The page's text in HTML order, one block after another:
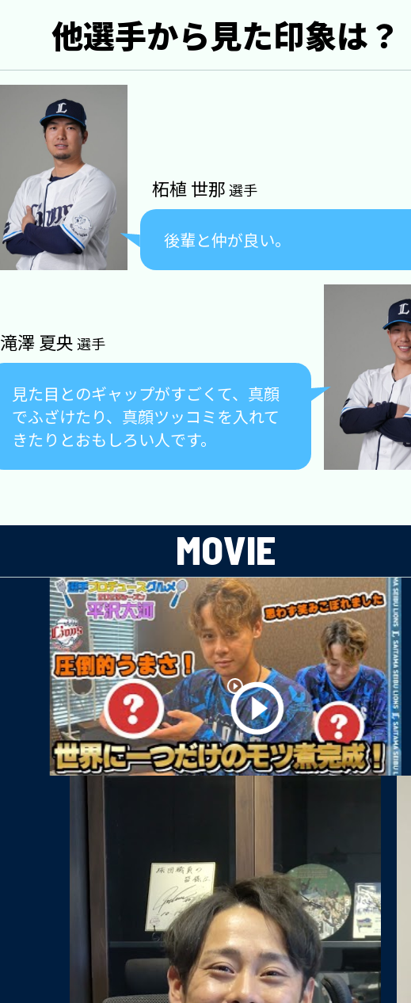
他選手から見た印象は？
柘植 世那選手
後輩と仲が良い。
滝澤 夏央選手
見た目とのギャップがすごくて、真顔
でふざけたり、真顔ツッコミを入れて
きたりとおもしろい人です。
MOVIE